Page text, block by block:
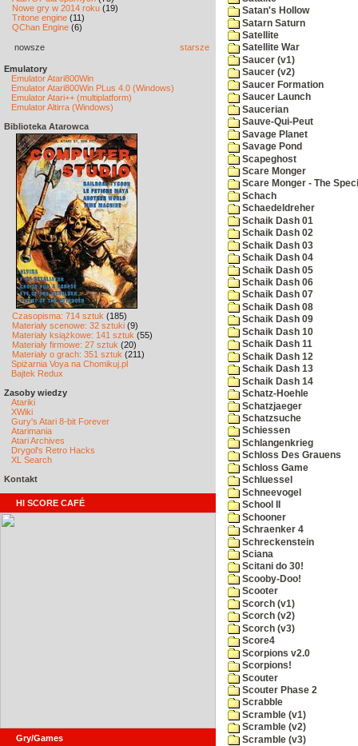
Nowe gry w 2014 roku (19)
Tritone engine (11)
QChan Engine (6)
nowsze starsze
Emulatory
Emulator Atari800Win
Emulator Atari800Win PLus 4.0 (Windows)
Emulator Atari++ (multiplatform)
Emulator Altirra (Windows)
Biblioteka Atarowca
Czasopisma: 714 sztuk (185)
Materiały scenowe: 32 sztuki (9)
Materiały książkowe: 141 sztuk (55)
Materiały firmowe: 27 sztuk (20)
Materiały o grach: 351 sztuk (211)
Spiżarnia Voya na Chomikuj.pl
Bajtek Redux
Zasoby wiedzy
Atariki
XWiki
Gury's Atari 8-bit Forever
Atarimania
Atari Archives
Drygol's Retro Hacks
XL Search
Kontakt
HI SCORE CAFÉ
Gry/Games
Satan's Hollow
Satarn Saturn
Satellite
Satellite War
Saucer (v1)
Saucer (v2)
Saucer Formation
Saucer Launch
Saucerian
Sauve-Qui-Peut
Savage Planet
Savage Pond
Scapeghost
Scare Monger
Scare Monger - The
Schach
Schaedeldreher
Schaik Dash 01
Schaik Dash 02
Schaik Dash 03
Schaik Dash 04
Schaik Dash 05
Schaik Dash 06
Schaik Dash 07
Schaik Dash 08
Schaik Dash 09
Schaik Dash 10
Schaik Dash 11
Schaik Dash 12
Schaik Dash 13
Schaik Dash 14
Schatz-Hoehle
Schatzjaeger
Schatzsuche
Schiessen
Schlangenkrieg
Schloss Des Grauens
Schloss Game
Schluessel
Schneevogel
School II
Schooner
Schraenker 4
Schreckenstein
Sciana
Scitani do 30!
Scooby-Doo!
Scooter
Scorch (v1)
Scorch (v2)
Scorch (v3)
Score4
Scorpions v2.0
Scorpions!
Scouter
Scouter Phase 2
Scrabble
Scramble (v1)
Scramble (v2)
Scramble (v3)